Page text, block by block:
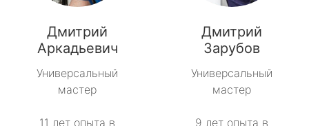
Дмитрий
Аркадьевич
Универсальный
мастер
11 лет опыта в
Дмитрий
Зарубов
Универсальный
мастер
9 лет опыта в